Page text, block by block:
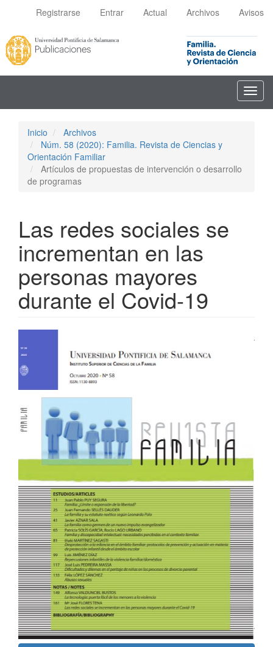
principal
principal
Barra
lateral
Registrarse Entrar Actual Archivos Avisos
Inicio
Archivos
Núm. 58 (2020): Familia. Revista de Ciencias y
Orientación Familiar
Artículos de propuestas de intervención o desarrollo
de programas
Las redes sociales se
incrementan en las
personas mayores
durante el Covid-19
Barra
lateral
del
artículo